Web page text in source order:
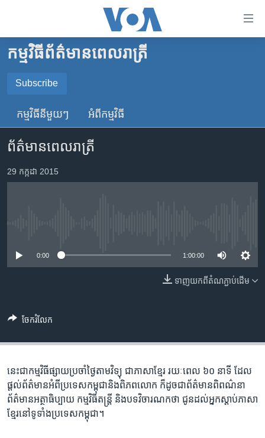
គេហទំព័រ​
ទាក់ទង
រំលង​
ទំព័រ​
ព័ត៌មាន​​
តែ​
ម្តង
រចនា
ចូល​
ស្វែង​
កម្ពុជា
អន្តរជាតិ
ចិន
ហេឡូវីអូអេ
កម្ពុជាច្នៃប្រតិដ្ឋ
កម្មវិធីទាំងអស់
បណ្តាញ​សង្គម
ភាសា
កម្មវិធី​ព័ត៌មាន​ពេលរាត្រី
Subscribe
SUBSCRIBE
YouTube Music
កម្មវិធី​នីមួយៗ អំពី​កម្មវិធី​
ព័ត៌មានពេលរាត្រី
29 កក្កដា 2015
0:00 1:00:00
ទាញ​យក​ពី​តំណភ្ជាប់​ដើម
ចែករំលែក
នេះ​ជា​កម្ម​វិធី​ផ្សាយ​ប្រចាំ​ថ្ងៃ​តាម​វិទ្យុ ​ជាភាសា​ខ្មែរ​ រយៈ​ពេល​ ៦០​ នាទី ដែល​
ផ្តល់​ព័ត៌មាន​អំពី​ប្រទេស​កម្ពុជា​និង​ពិភព​លោក ​ក៏ដូច​ជា​ព័ត៌មាន​ពិពណ៌នា
ព័ត៌មាន​អត្ថាធិប្បាយ​ កម្ម​វិធី​តន្ត្រី ​និង​បទ​វិចារណកថា​ ជូន​ដល់​អ្នក​ស្តាប់​ភាសា​
ខ្មែរ​នៅ​ទូទាំង​ប្រទេស​កម្ពុជា។